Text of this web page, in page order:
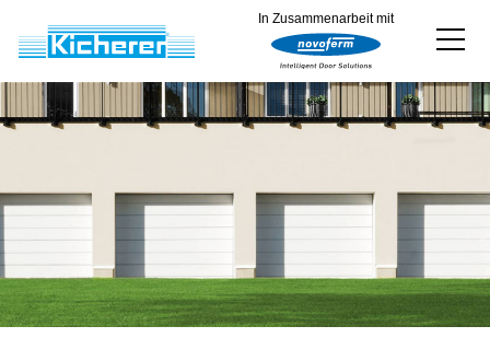
In Zusammenarbeit mit
Produkte
Weiteres Sortiment
Service
Referenzen